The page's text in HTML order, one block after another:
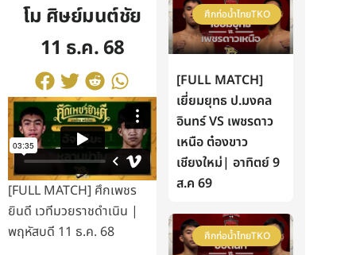
โม ศิษย์มนต์ชัย
11 ธ.ค. 68
[FULL MATCH] ศึกเพชร
ยินดี เวทีมวยราชดำเนิน |
พฤหัสบดี 11 ธ.ค. 68
ศึกท่อน้ำไทยTKO
[FULL MATCH]
เยี่ยมยุทธ ป.มงคล
อินทร์ VS เพชรดาว
เหนือ ต๋องขาว
เชียงใหม่| อาทิตย์ 9
ส.ค 69
ศึกท่อน้ำไทยTKO